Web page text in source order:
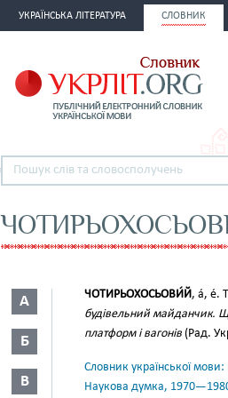
УКРАЇНСЬКА ЛІТЕРАТУРА СЛОВНИК
А
Б
В
ЧОТИРЬОХОСЬОВИ́Й, а́, е́.
будівельний майданчик.
платформ і вагонів (Рад.
Словник української
Наукова думка,